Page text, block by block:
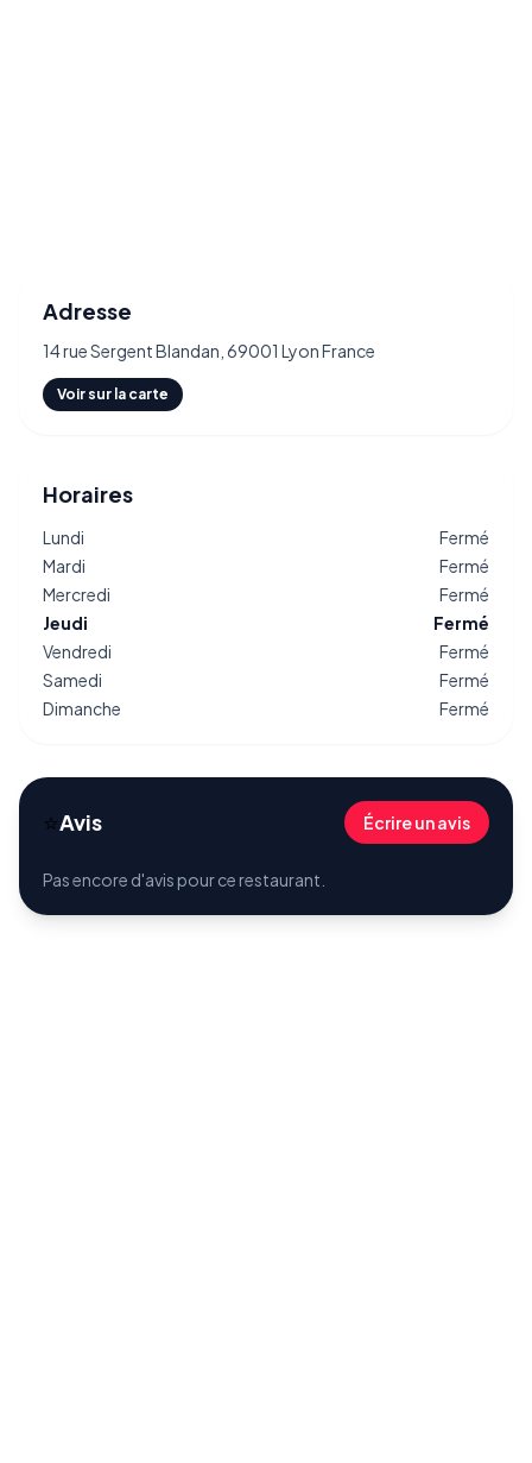
Adresse
14 rue Sergent Blandan, 69001 Lyon France
Voir sur la carte
Horaires
Lundi
Fermé
Mardi
Fermé
Mercredi
Fermé
Jeudi
Fermé
Vendredi
Fermé
Samedi
Fermé
Dimanche
Fermé
⭐Avis Écrire un avis
Pas encore d'avis pour ce restaurant.